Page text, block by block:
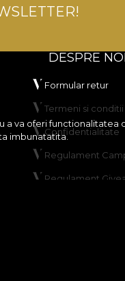
a va oferi
imbunatatita.
DESPRE NOI
Formular retur
Termeni si conditii
Confidentialitate
Regulament
Regulament